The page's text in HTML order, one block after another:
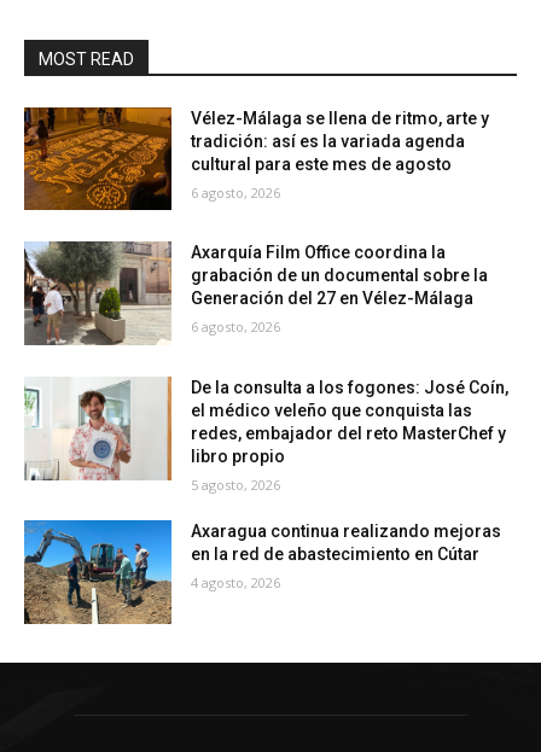
MOST READ
Vélez-Málaga se llena de ritmo, arte y
tradición: así es la variada agenda
cultural para este mes de agosto
6 agosto, 2026
Axarquía Film Office coordina la
grabación de un documental sobre la
Generación del 27 en Vélez-Málaga
6 agosto, 2026
De la consulta a los fogones: José Coín,
el médico veleño que conquista las
redes, embajador del reto MasterChef y
libro propio
5 agosto, 2026
Axaragua continua realizando mejoras
en la red de abastecimiento en Cútar
4 agosto, 2026